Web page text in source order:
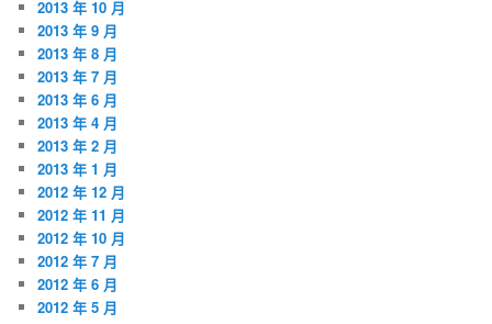
2013 年 10 月
2013 年 9 月
2013 年 8 月
2013 年 7 月
2013 年 6 月
2013 年 4 月
2013 年 2 月
2013 年 1 月
2012 年 12 月
2012 年 11 月
2012 年 10 月
2012 年 7 月
2012 年 6 月
2012 年 5 月